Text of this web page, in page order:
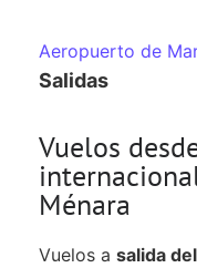
Aeropuerto de
Salidas
Vuelos
Ménara
Vuelos a salida